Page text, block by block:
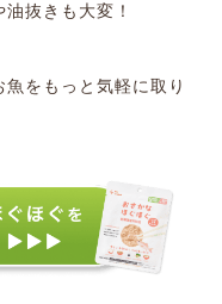
抜きも大変！
をもっと気軽に取り